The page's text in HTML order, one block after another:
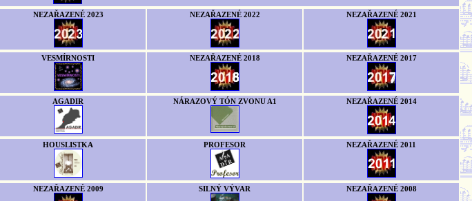
NEZAŘAZENÉ 2023 NEZAŘAZENÉ 2022 NEZAŘAZENÉ 2021
VESMÍRNOSTI NEZAŘAZENÉ 2018 NEZAŘAZENÉ 2017
AGADIR NÁRAZOVÝ TÓN ZVONU A1 NEZAŘAZENÉ 2014
HOUSLISTKA PROFESOR NEZAŘAZENÉ 2011
NEZAŘAZENÉ 2009 SILNÝ VÝVAR NEZAŘAZENÉ 2008